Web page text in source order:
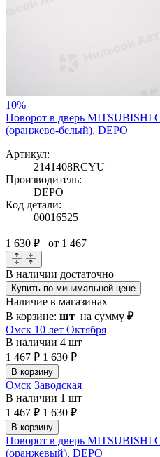
10%
Поворот в дверь MITSUBISHI
(оранжево-белый), DEPO
Артикул:
2141408RCYU
Производитель:
DEPO
Код детали:
00016525
1 630 ₽ от 1 467
В наличии достаточно
Купить по минимальной цене
Наличие в магазинах
В корзине: шт на сумму ₽
Омск 10 лет Октября
В наличии 4 шт
1 467 ₽ 1 630 ₽
В корзину
Омск Заводская
В наличии 1 шт
1 467 ₽ 1 630 ₽
В корзину
Поворот в дверь MITSUBISHI
(оранжевый), DEPO